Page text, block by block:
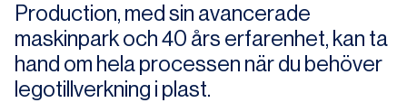
Production, med sin avancerade
maskinpark och 40 års erfarenhet, kan ta
hand om hela processen när du behöver
legotillverkning i plast.